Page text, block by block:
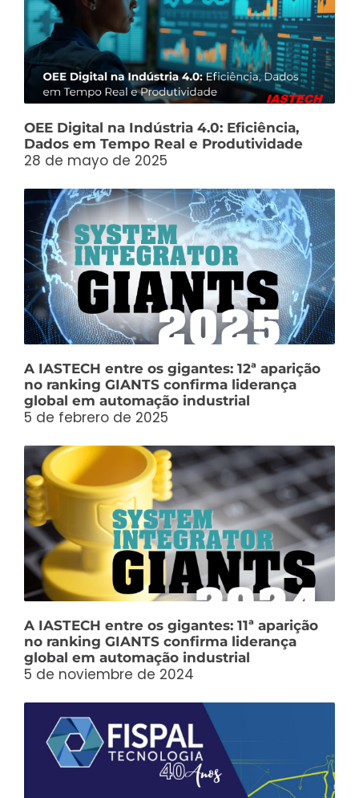
OEE Digital na Indústria 4.0: Eficiência,
Dados em Tempo Real e Produtividade
28 de mayo de 2025
A IASTECH entre os gigantes: 12ª aparição
no ranking GIANTS confirma liderança
global em automação industrial
5 de febrero de 2025
A IASTECH entre os gigantes: 11ª aparição
no ranking GIANTS confirma liderança
global em automação industrial
5 de noviembre de 2024